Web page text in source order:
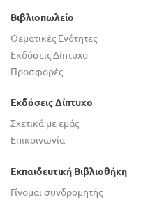
Βιβλιοπωλείο
Θεματικές Ενότητες
Εκδόσεις Δίπτυχο
Προσφορές
Εκδόσεις Δίπτυχο
Σχετικά με εμάς
Επικοινωνία
Εκπαιδευτική Βιβλιοθήκη
Γίνομαι συνδρομητής